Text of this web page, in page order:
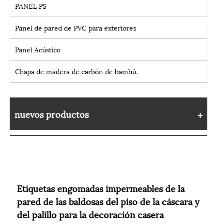
PANEL PS
Panel de pared de PVC para exteriores
Panel Acústico
Chapa de madera de carbón de bambú.
nuevos productos
Etiquetas engomadas impermeables de la
pared de las baldosas del piso de la cáscara y
del palillo para la decoración casera